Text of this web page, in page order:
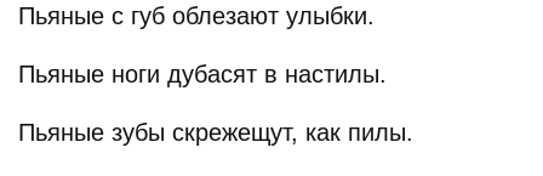
Пьяные с губ облезают улыбки.
Пьяные ноги дубасят в настилы.
Пьяные зубы скрежещут, как пилы.